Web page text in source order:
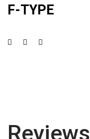
F-TYPE
Reviews